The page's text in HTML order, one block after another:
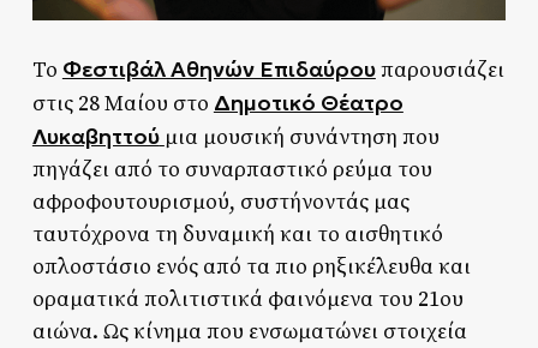
Το Φεστιβάλ Αθηνών Επιδαύρουπαρουσιάζει
στις 28 Μαίου στο Δημοτικό Θέατρο
Λυκαβηττού μια μουσική συνάντηση που
πηγάζει από το συναρπαστικό ρεύμα του
αφροφουτουρισμού, συστήνοντάς μας
ταυτόχρονα τη δυναμική και το αισθητικό
οπλοστάσιο ενός από τα πιο ρηξικέλευθα και
οραματικά πολιτιστικά φαινόμενα του 21ου
αιώνα. Ως κίνημα που ενσωματώνει στοιχεία